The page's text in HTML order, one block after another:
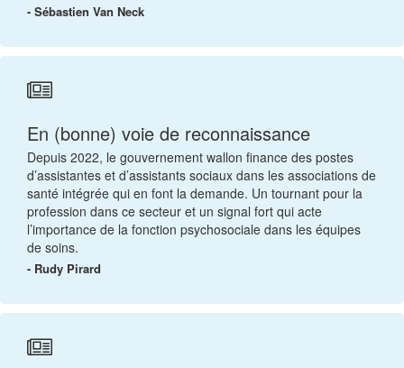
- Sébastien Van Neck
En (bonne) voie de reconnaissance
Depuis 2022, le gouvernement wallon finance des postes
d’assistantes et d’assistants sociaux dans les associations de
santé intégrée qui en font la demande. Un tournant pour la
profession dans ce secteur et un signal fort qui acte
l’importance de la fonction psychosociale dans les équipes
de soins.
- Rudy Pirard